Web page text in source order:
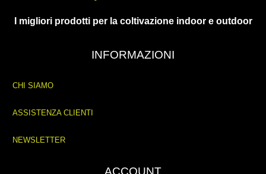
I migliori prodotti per la coltivazione indoor e outdoor
INFORMAZIONI
CHI SIAMO
ASSISTENZA CLIENTI
NEWSLETTER
ACCOUNT